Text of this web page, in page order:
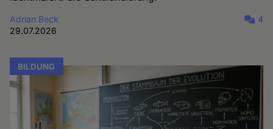
Adrian Beck
29.07.2026
4
BILDUNG